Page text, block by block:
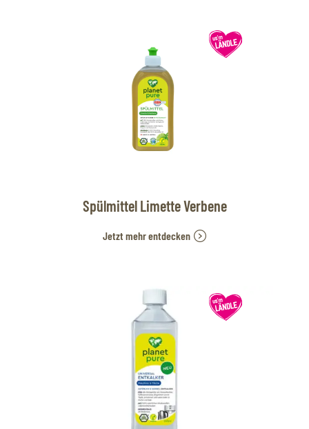
Spülmittel Limette Verbene
Jetzt mehr entdecken